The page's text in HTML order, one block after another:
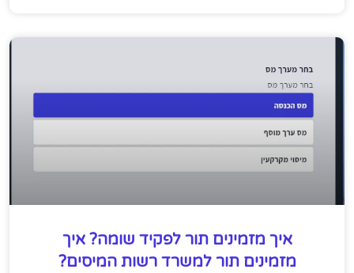
איך מזמינים תור לפקיד שומה? איך
מזמינים תור למשרד רשות המיסים?